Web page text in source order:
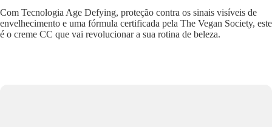
Com Tecnologia Age Defying, proteção contra os sinais visíveis de
envelhecimento e uma fórmula certificada pela The Vegan Society, este
é o creme CC que vai revolucionar a sua rotina de beleza.